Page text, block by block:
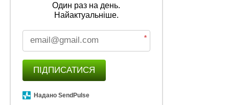
Один раз на день.
Найактуальніше.
*
ПІДПИСАТИСЯ
Надано SendPulse